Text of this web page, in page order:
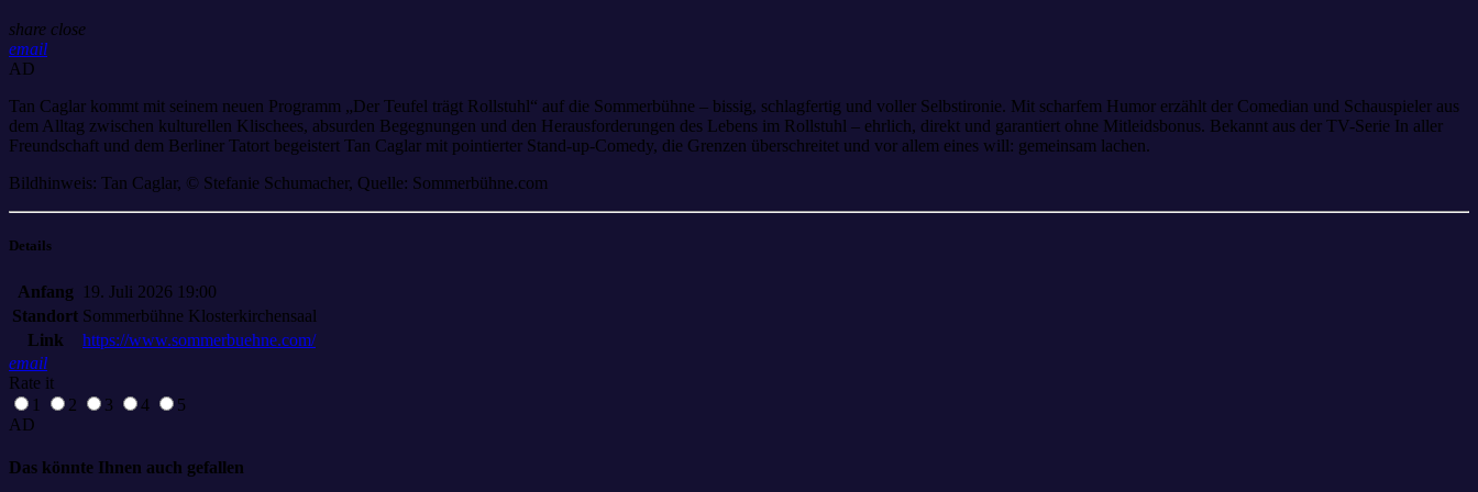
share close
email
AD
Tan Caglar kommt mit seinem neuen Programm „Der Teufel trägt Rollstuhl“ auf die Sommerbühne – bissig, schlagfertig und voller Selbstironie. Mit scharfem Humor erzählt der Comedian und Schauspieler aus
dem Alltag zwischen kulturellen Klischees, absurden Begegnungen und den Herausforderungen des Lebens im Rollstuhl – ehrlich, direkt und garantiert ohne Mitleidsbonus. Bekannt aus der TV-Serie In aller
Freundschaft und dem Berliner Tatort begeistert Tan Caglar mit pointierter Stand-up-Comedy, die Grenzen überschreitet und vor allem eines will: gemeinsam lachen.
Bildhinweis: Tan Caglar, © Stefanie Schumacher, Quelle: Sommerbühne.com
Details
Anfang
19. Juli 2026 19:00
Standort Sommerbühne Klosterkirchensaal
Link
https://www.sommerbuehne.com/
email
Rate it
1
2 3 4
5
AD
Das könnte Ihnen auch gefallen